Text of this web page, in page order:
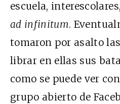
escuela,
ad infinitum.
tomaron por asalto
librar en ellas sus
como se puede ver
grupo abierto de